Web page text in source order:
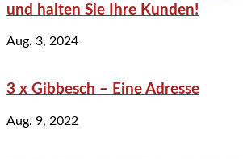
und halten Sie Ihre Kunden!
Aug. 3, 2024
3 x Gibbesch – Eine Adresse
Aug. 9, 2022